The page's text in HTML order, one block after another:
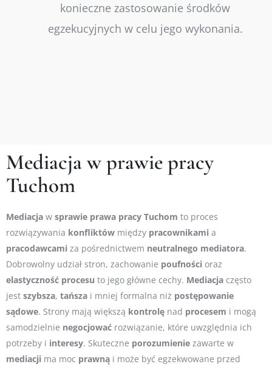
konieczne zastosowanie środków
egzekucyjnych w celu jego wykonania.
Mediacja w prawie pracy
Tuchom
Mediacja w sprawie prawa pracy Tuchom to proces
rozwiązywania konfliktów między pracownikami a
pracodawcami za pośrednictwem neutralnego mediatora.
Dobrowolny udział stron, zachowanie poufności oraz
elastyczność procesu to jego główne cechy. Mediacja często
jest szybsza, tańsza i mniej formalna niż postępowanie
sądowe. Strony mają większą kontrolę nad procesem i mogą
samodzielnie negocjować rozwiązanie, które uwzględnia ich
potrzeby i interesy. Skuteczne porozumienie zawarte w
mediacji ma moc prawną i może być egzekwowane przed